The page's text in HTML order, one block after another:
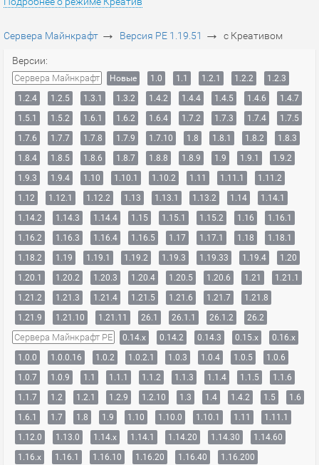
Сервера Майнкрафт → Версия PE 1.19.51 → c Креативом
Версии:
Сервера Майнкрафт Новые 1.0 1.1 1.2.1 1.2.2
1.2.3
1.2.4
1.2.5 1.3.1 1.3.2 1.4.2 1.4.4 1.4.5 1.4.6
1.4.7
1.5.1
1.5.2 1.6.1 1.6.2 1.6.4 1.7.2 1.7.3 1.7.4
1.7.5
1.7.6
1.7.7 1.7.8 1.7.9 1.7.10 1.8 1.8.1 1.8.2
1.8.3
1.8.4
1.8.5 1.8.6 1.8.7 1.8.8 1.8.9 1.9 1.9.1
1.9.2
1.9.3
1.9.4 1.10 1.10.1 1.10.2 1.11 1.11.1
1.11.2
1.12
1.12.1 1.12.2 1.13 1.13.1 1.13.2 1.14
1.14.1
1.14.2
1.14.3 1.14.4 1.15 1.15.1 1.15.2 1.16
1.16.1
1.16.2
1.16.3 1.16.4 1.16.5 1.17 1.17.1 1.18
1.18.1
1.18.2
1.19 1.19.1 1.19.2 1.19.3 1.19.33 1.19.4
1.20
1.20.1
1.20.2 1.20.3 1.20.4 1.20.5 1.20.6 1.21
1.21.1
1.21.2
1.21.3 1.21.4 1.21.5 1.21.6 1.21.7
1.21.8
1.21.9
1.21.10 1.21.11 26.1 26.1.1 26.1.2 26.2
Сервера Майнкрафт PE 0.14.x 0.14.2 0.14.3 0.15.x
0.16.x
1.0.0
1.0.0.16 1.0.2 1.0.2.1 1.0.3 1.0.4 1.0.5
1.0.6
1.0.7
1.0.9 1.1 1.1.1 1.1.2 1.1.3 1.1.4 1.1.5
1.1.6
1.1.7
1.2 1.2.1 1.2.9 1.2.10 1.3 1.4 1.4.2 1.5
1.6
1.6.1
1.7 1.8 1.9 1.10 1.10.0 1.10.1 1.11
1.11.1
1.12.0
1.13.0 1.14.x 1.14.1 1.14.20 1.14.30
1.14.60
1.16.x
1.16.1 1.16.10 1.16.20 1.16.40
1.16.200